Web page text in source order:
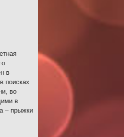
в
поисках
во
в
– прыжки